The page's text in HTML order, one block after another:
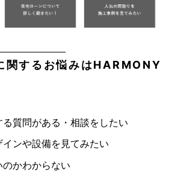
関するお悩みはHARMONY
る質問がある・相談をしたい
インや設備を見てみたい
のかわからない